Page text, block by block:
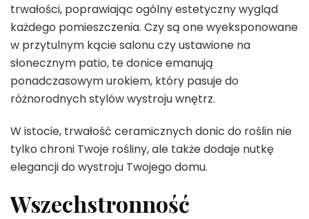
trwałości, poprawiając ogólny estetyczny wygląd
każdego pomieszczenia. Czy są one wyeksponowane
w przytulnym kącie salonu czy ustawione na
słonecznym patio, te donice emanują
ponadczasowym urokiem, który pasuje do
różnorodnych stylów wystroju wnętrz.
W istocie, trwałość ceramicznych donic do roślin nie
tylko chroni Twoje rośliny, ale także dodaje nutkę
elegancji do wystroju Twojego domu.
Wszechstronność